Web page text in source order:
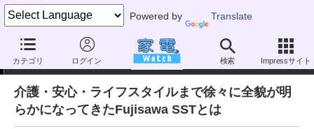
Powered by Translate
カテゴリ ログイン 検索 Impressサイト
ニュース
介護・安心・ライフスタイルまで徐々に全貌が明
らかになってきたFujisawa SSTとは